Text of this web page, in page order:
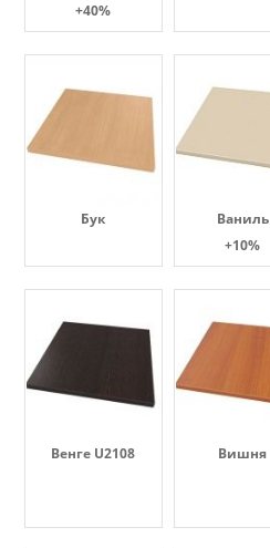
+40%
Бук
Ваниль
+10%
Венге U2108 Вишня